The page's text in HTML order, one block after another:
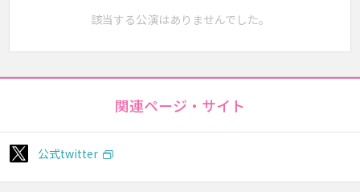
該当する公演はありませんでした。
関連ページ・サイト
公式twitter